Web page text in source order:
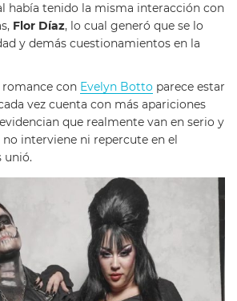
había tenido la misma interacción con
Flor Díaz, lo cual generó que se lo
y demás cuestionamientos en la
romance con Evelyn Botto parece estar
vez cuenta con más apariciones
que realmente van en serio y
interviene ni repercute en el
unió.